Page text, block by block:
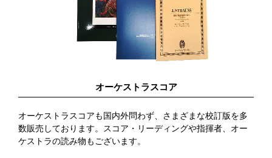
オーケストラスコア
オーケストラスコアも国内外問わず、さまざまな校訂版を多
数販売しております。スコア・リーディングや指揮者、オー
ケストラの読み物もございます。